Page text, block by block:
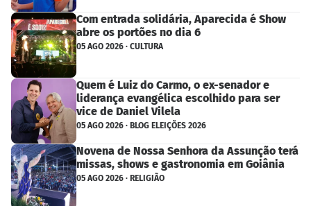
Com entrada solidária, Aparecida é Show
abre os portões no dia 6
05 AGO 2026 · CULTURA
Quem é Luiz do Carmo, o ex-senador e
liderança evangélica escolhido para ser
vice de Daniel Vilela
05 AGO 2026 · BLOG ELEIÇÕES 2026
Novena de Nossa Senhora da Assunção terá
missas, shows e gastronomia em Goiânia
05 AGO 2026 · RELIGIÃO